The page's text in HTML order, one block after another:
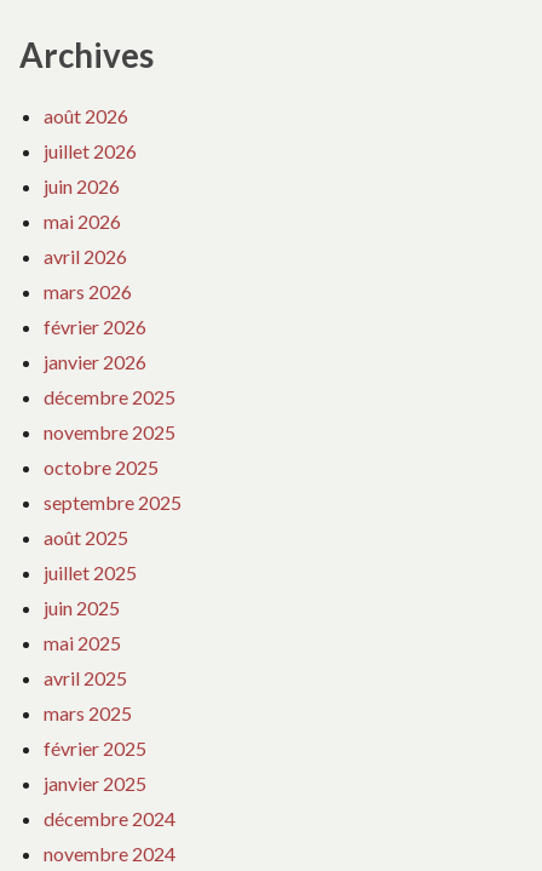
Archives
août 2026
juillet 2026
juin 2026
mai 2026
avril 2026
mars 2026
février 2026
janvier 2026
décembre 2025
novembre 2025
octobre 2025
septembre 2025
août 2025
juillet 2025
juin 2025
mai 2025
avril 2025
mars 2025
février 2025
janvier 2025
décembre 2024
novembre 2024